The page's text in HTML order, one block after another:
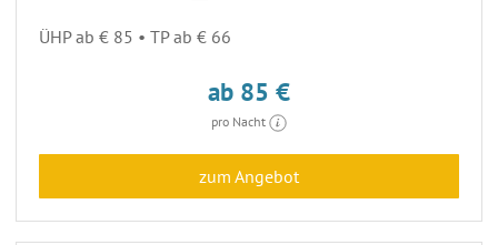
ÜHP ab € 85 • TP ab € 66
ab 85 €
pro Nacht
zum Angebot
28